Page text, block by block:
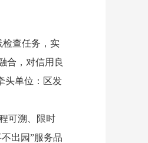
查任务，实
合，对信用良
头单位：区发
可溯、限时
出园”服务品